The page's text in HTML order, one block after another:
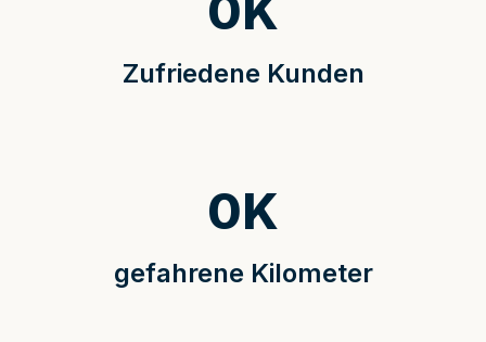
Zufriedene Kunden
gefahrene Kilometer
0K